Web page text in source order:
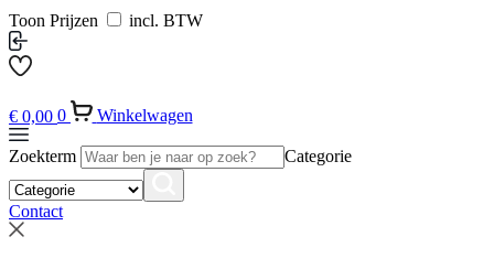
Toon Prijzen incl. BTW
€ 0,00 0 Winkelwagen
Zoekterm Categorie
Contact